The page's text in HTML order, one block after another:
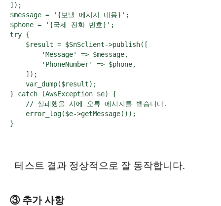
]);
$message = '{보낼 메시지 내용}';
$phone = '{국제 전화 번호}';
try {
    $result = $SnSclient->publish([
        'Message' => $message,
        'PhoneNumber' => $phone,
    ]);
    var_dump($result);
} catch (AwsException $e) {
    // 실패했을 시에 오류 메시지를 뱉습니다.
    error_log($e->getMessage());
}
테스트 결과 정상적으로 잘 동작합니다.
③ 추가 사항